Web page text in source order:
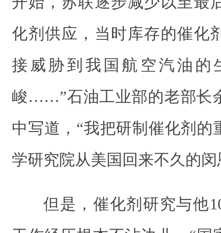
化剂供应，当时库存的催化
接威胁到我国航空汽油的
峻……”石油工业部的老部长
中写道，“我把研制催化剂的
学研究院从美国回来不久的
但是，催化剂研究与他